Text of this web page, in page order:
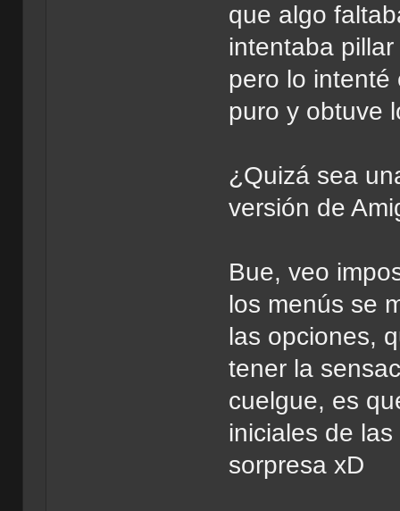
que algo
intentaba
pero lo intenté
puro y obtuve
¿Quizá sea
versión de
Bue, veo
los menús se
las opciones,
tener la
cuelgue, es
iniciales de
sorpresa xD